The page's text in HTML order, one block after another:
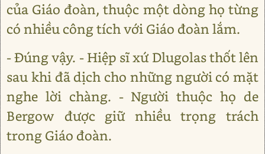
của Giáo đoàn, thuộc một dòng họ từng
có nhiều công tích với Giáo đoàn lắm.
- Đúng vậy. - Hiệp sĩ xứ Dlugolas thốt lên
sau khi đã dịch cho những người có mặt
nghe lời chàng. - Người thuộc họ de
Bergow được giữ nhiều trọng trách
trong Giáo đoàn.